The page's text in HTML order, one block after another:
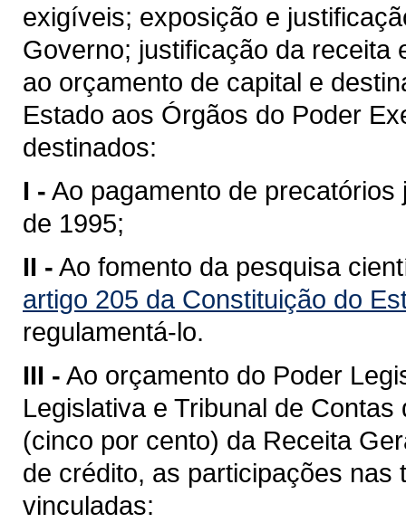
exigíveis; exposição e
Governo; justificação da receita
ao orçamento de capital e
Estado aos Órgãos do Poder
destinados:
I - Ao pagamento de
de 1995;
II - Ao fomento da pesquisa
artigo 205 da Constituição do
regulamentá-lo.
III - Ao orçamento do Poder
Legislativa e Tribunal de
(cinco por cento) da Receita
de crédito, as participações
vinculadas: